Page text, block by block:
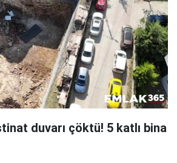
duvarı çöktü! 5 katlı bina